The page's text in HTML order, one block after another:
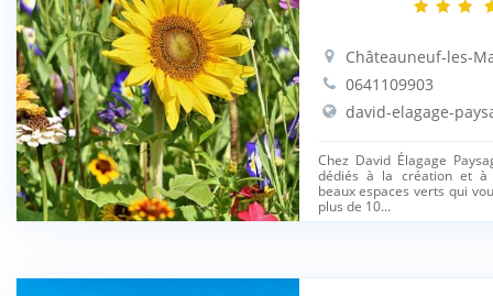
Châteauneuf-les-
0641109903
david-elagage-
Chez David Élagage
dédiés à la création et à
beaux espaces verts qui
plus de 10...